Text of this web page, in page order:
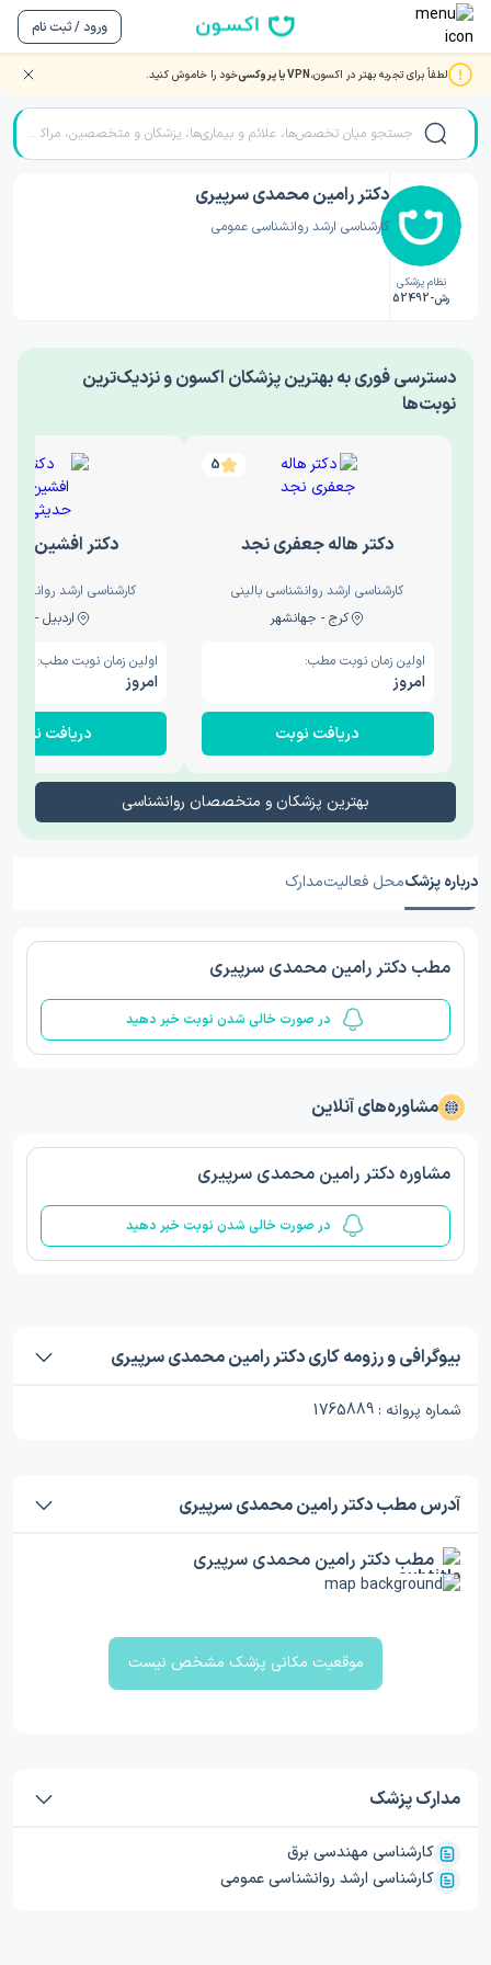
ورود / ثبت نام
لطفاً برای تجربه بهتر در اکسون،VPN یا پروکسی خود را خاموش کنید. صفحه اصلی/دکتر روانشناسی/دکتر رامین محمدی سرپیری
نظام پزشکی
رش-52492
دکتر رامین محمدی سرپیری
کارشناسی ارشد روانشناسی عمومی
‎دسترسی فوری به بهترین پزشکان اکسون و نزدیک‌ترین
نوبت‌ها
5
دکتر هاله جعفری نجد
کارشناسی ارشد روانشناسی بالینی
کرج - جهانشهر
اولین زمان نوبت مطب:
امروز
دریافت نوبت
دکتر افشین
کارشناسی ارشد
اردبیل - والی
اولین زمان نوبت مطب:
امروز
دریافت نوبت
بهترین پزشکان و متخصصان روانشناسی
درباره پزشکمحل فعالیتمدارک
مطب دکتر رامین محمدی سرپیری
در صورت خالی شدن نوبت خبر دهید
مشاوره‌های آنلاین
مشاوره دکتر رامین محمدی سرپیری
در صورت خالی شدن نوبت خبر دهید
بیوگرافی و رزومه کاری دکتر رامین محمدی سرپیری
شماره پروانه : 1765889
آدرس مطب دکتر رامین محمدی سرپیری
مطب دکتر رامین محمدی سرپیری
موقعیت مکانی پزشک مشخص نیست
مدارک پزشک
کارشناسی مهندسی برق
کارشناسی ارشد روانشناسی عمومی